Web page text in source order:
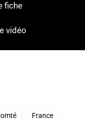
fiche
vidéo
France